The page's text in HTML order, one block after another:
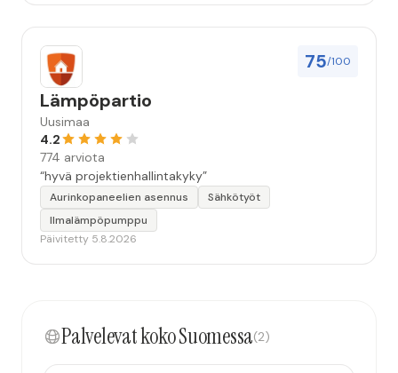
75/100
Lämpöpartio
Uusimaa
4.2
774 arviota
“hyvä projektienhallintakyky”
Aurinkopaneelien asennus
Sähkötyöt
Ilmalämpöpumppu
Päivitetty 5.8.2026
Palvelevat koko Suomessa(2)